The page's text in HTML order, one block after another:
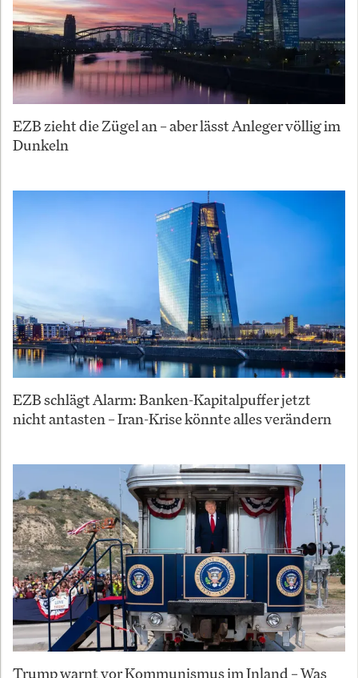
EZB zieht die Zügel an – aber lässt Anleger völlig im
Dunkeln
EZB schlägt Alarm: Banken-Kapitalpuffer jetzt
nicht antasten – Iran-Krise könnte alles verändern
Trump warnt vor Kommunismus im Inland – Was